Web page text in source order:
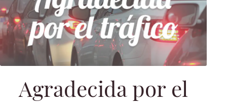
Agradecida por el